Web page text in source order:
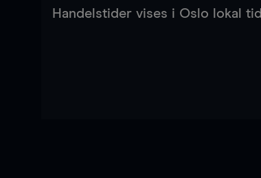
Handelstider vises i Oslo lokal tid